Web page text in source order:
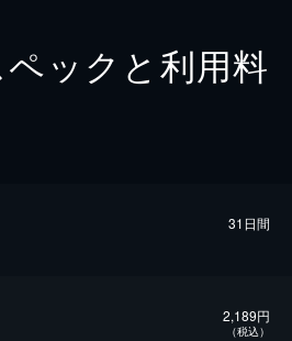
ックと利用料
31日間
2,189円
（税込）